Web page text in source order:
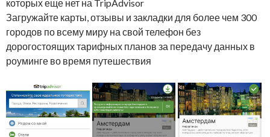
которых еще нет на TripAdvisor
Загружайте карты, отзывы и закладки для более чем 300
городов по всему миру на свой телефон без
дорогостоящих тарифных планов за передачу данных в
роуминге во время путешествия